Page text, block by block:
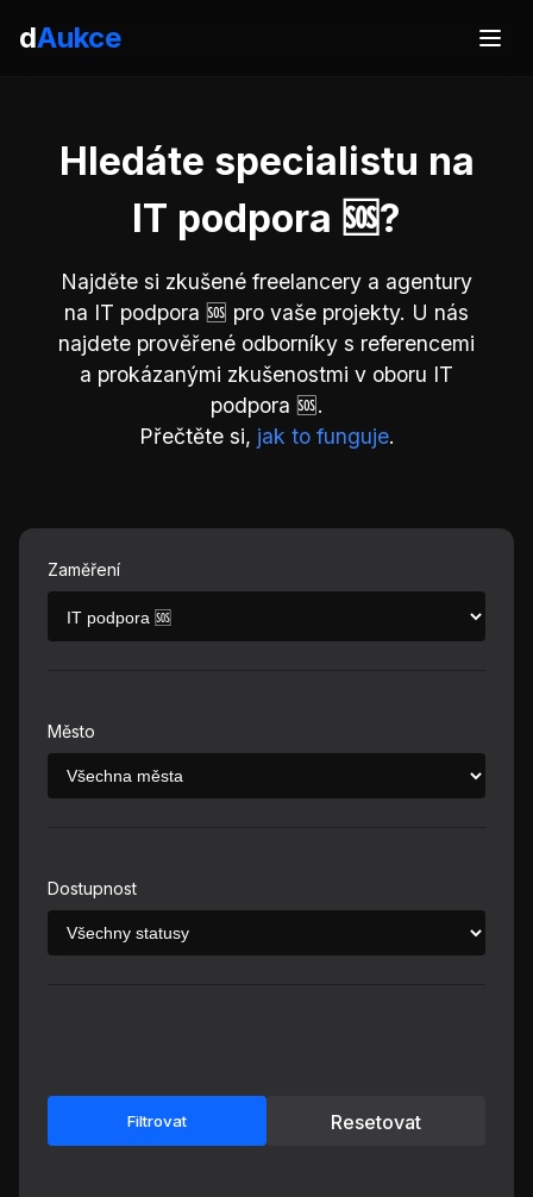
dAukce
Hledáte specialistu na
IT podpora 🆘?
Najděte si zkušené freelancery a agentury
na IT podpora 🆘 pro vaše projekty. U nás
najdete prověřené odborníky s referencemi
a prokázanými zkušenostmi v oboru IT
podpora 🆘.
Přečtěte si, jak to funguje.
Zaměření
Město
Dostupnost
Filtrovat Resetovat